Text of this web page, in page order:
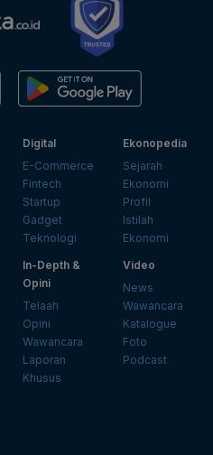
Digital
E-Commerce
Fintech
Startup
Gadget
Teknologi
Ekonopedia
Sejarah
Ekonomi
Profil
Istilah
Ekonomi
In-Depth &
Opini
Telaah
Opini
Wawancara
Laporan
Khusus
Video
News
Wawancara
Katalogue
Foto
Podcast